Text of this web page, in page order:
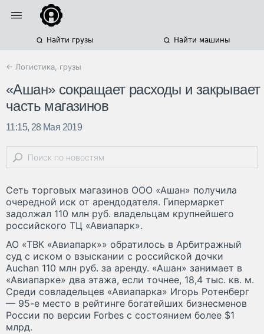
Найти грузы Найти машины
← Логистика, грузы
«Ашан» сокращает расходы и закрывает
часть магазинов
11:15, 28 Мая 2019
Сеть торговых магазинов ООО «Ашан» получила
очередной иск от арендодателя. Гипермаркет
задолжал 110 млн руб. владельцам крупнейшего
российского ТЦ «Авиапарк».
АО «ТВК «Авиапарк»» обратилось в Арбитражный
суд с иском о взыскании с российской дочки
Auchan 110 млн руб. за аренду. «Ашан» занимает в
«Авиапарке» два этажа, если точнее, 18,4 тыс. кв. м.
Среди совладельцев «Авиапарка» Игорь Ротенберг
— 95-е место в рейтинге богатейших бизнесменов
России по версии Forbes с состоянием более $1
млрд.